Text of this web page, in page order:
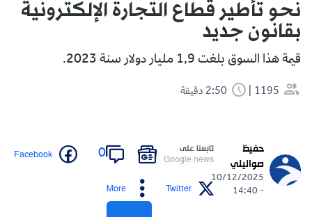
نحو تأطير قطاع التجارة الإلكترونية
بقانون جديد
قيمة هذا السوق بلغت 1,9 مليار دولار سنة 2023.
1195
حفيظ
صواليلي
10/12/2025
- 14:40
تابعنا على
Google news
0
Facebook
Twitter
More